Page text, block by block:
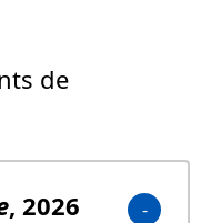
de
, 2026